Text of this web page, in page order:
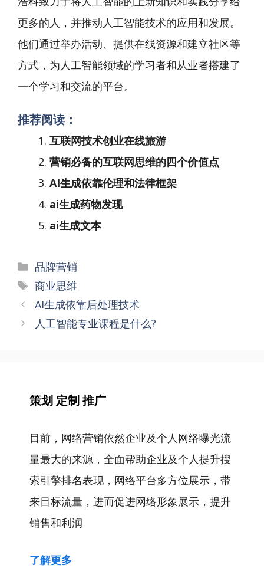
更多的人，并推动人工智能技术的应用和发展。
他们通过举办活动、提供在线资源和建立社区等
方式，为人工智能领域的学习者和从业者搭建了
一个学习和交流的平台。
推荐阅读：
互联网技术创业在线旅游
营销必备的互联网思维的四个价值点
AI生成依靠伦理和法律框架
ai生成药物发现
ai生成文本
分
类
品牌营销
标
签
商业思维
文
章
AI生成依靠后处理技术
人工智能专业课程是什么?
策划 定制 推广
目前，网络营销依然企业及个人网络曝光流
量最大的来源，全面帮助企业及个人提升搜
索引擎排名表现，网络平台多方位展示，带
来目标流量，进而促进网络形象展示，提升
销售和利润
了解更多